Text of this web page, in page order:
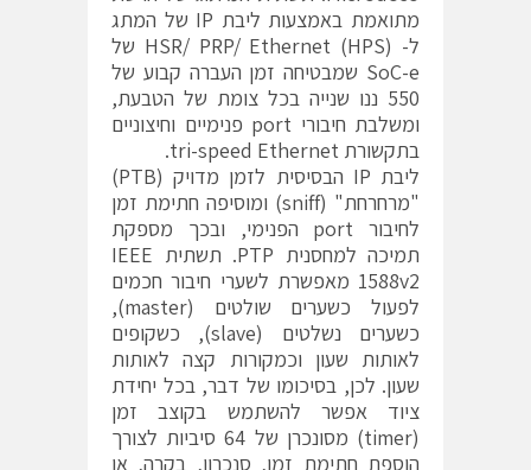
מתואמת באמצעות ליבת IP של המתג
ל- HSR/ PRP/ Ethernet (HPS) של
SoC-e שמבטיחה זמן העברה קבוע של
550 ננו שנייה בכל צומת של הטבעת,
ומשלבת חיבורי port פנימיים וחיצוניים
בתקשורת tri-speed Ethernet.
ליבת IP הבסיסית לזמן מדויק (PTB)
"מרחרחת" (sniff) ומוסיפה חתימת זמן
לחיבור port הפנימי, ובכך מספקת
תמיכה למחסנית PTP. תשתית IEEE
1588v2 מאפשרת לשערי חיבור חכמים
לפעול כשערים שולטים (master),
כשערים נשלטים (slave), כשקופים
לאותות שעון וכמקורות קצה לאותות
שעון. לכן, בסיכומו של דבר, בכל יחידת
ציוד אפשר להשתמש בקוצב זמן
(timer) מסונכרן של 64 סיביות לצורך
הוספת חתימת זמן, סנכרון, בקרה, או